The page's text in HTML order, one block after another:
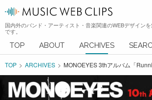
国内外のバンド・アーティスト・音楽関連のWEBデザイン
です。
TOP ABOUT ARCHIVES
TOP ARCHIVES MONOEYES 3thアルバム「